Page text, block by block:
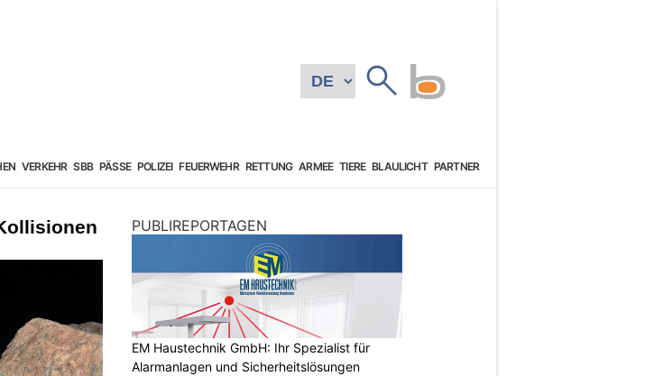
VERKEHR SBB PÄSSE POLIZEI FEUERWEHR RETTUNG ARMEE TIERE BLAULICHT PARTNER
PUBLIREPORTAGEN
EM Haustechnik GmbH: Ihr Spezialist für
Alarmanlagen und Sicherheitslösungen